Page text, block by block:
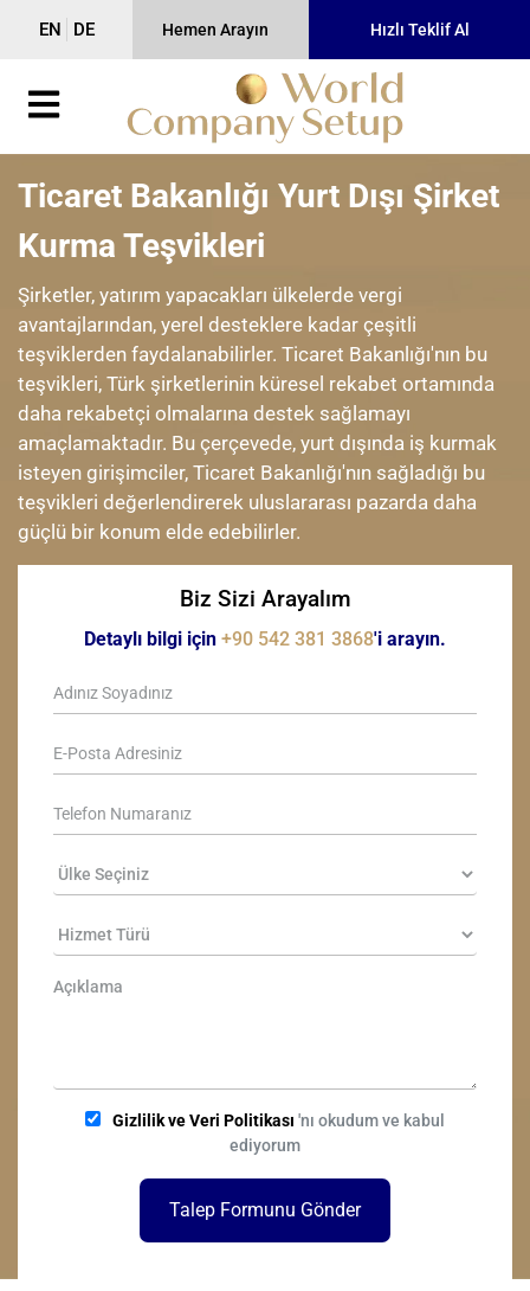
EN DE Hemen Arayın Hızlı Teklif Al
Ticaret Bakanlığı Yurt Dışı Şirket
Kurma Teşvikleri
Şirketler, yatırım yapacakları ülkelerde vergi
avantajlarından, yerel desteklere kadar çeşitli
teşviklerden faydalanabilirler. Ticaret Bakanlığı'nın bu
teşvikleri, Türk şirketlerinin küresel rekabet ortamında
daha rekabetçi olmalarına destek sağlamayı
amaçlamaktadır. Bu çerçevede, yurt dışında iş kurmak
isteyen girişimciler, Ticaret Bakanlığı'nın sağladığı bu
teşvikleri değerlendirerek uluslararası pazarda daha
güçlü bir konum elde edebilirler.
Biz Sizi Arayalım
Detaylı bilgi için +90 542 381 3868'i arayın.
Gizlilik ve Veri Politikası 'nı okudum ve kabul
ediyorum
Talep Formunu Gönder